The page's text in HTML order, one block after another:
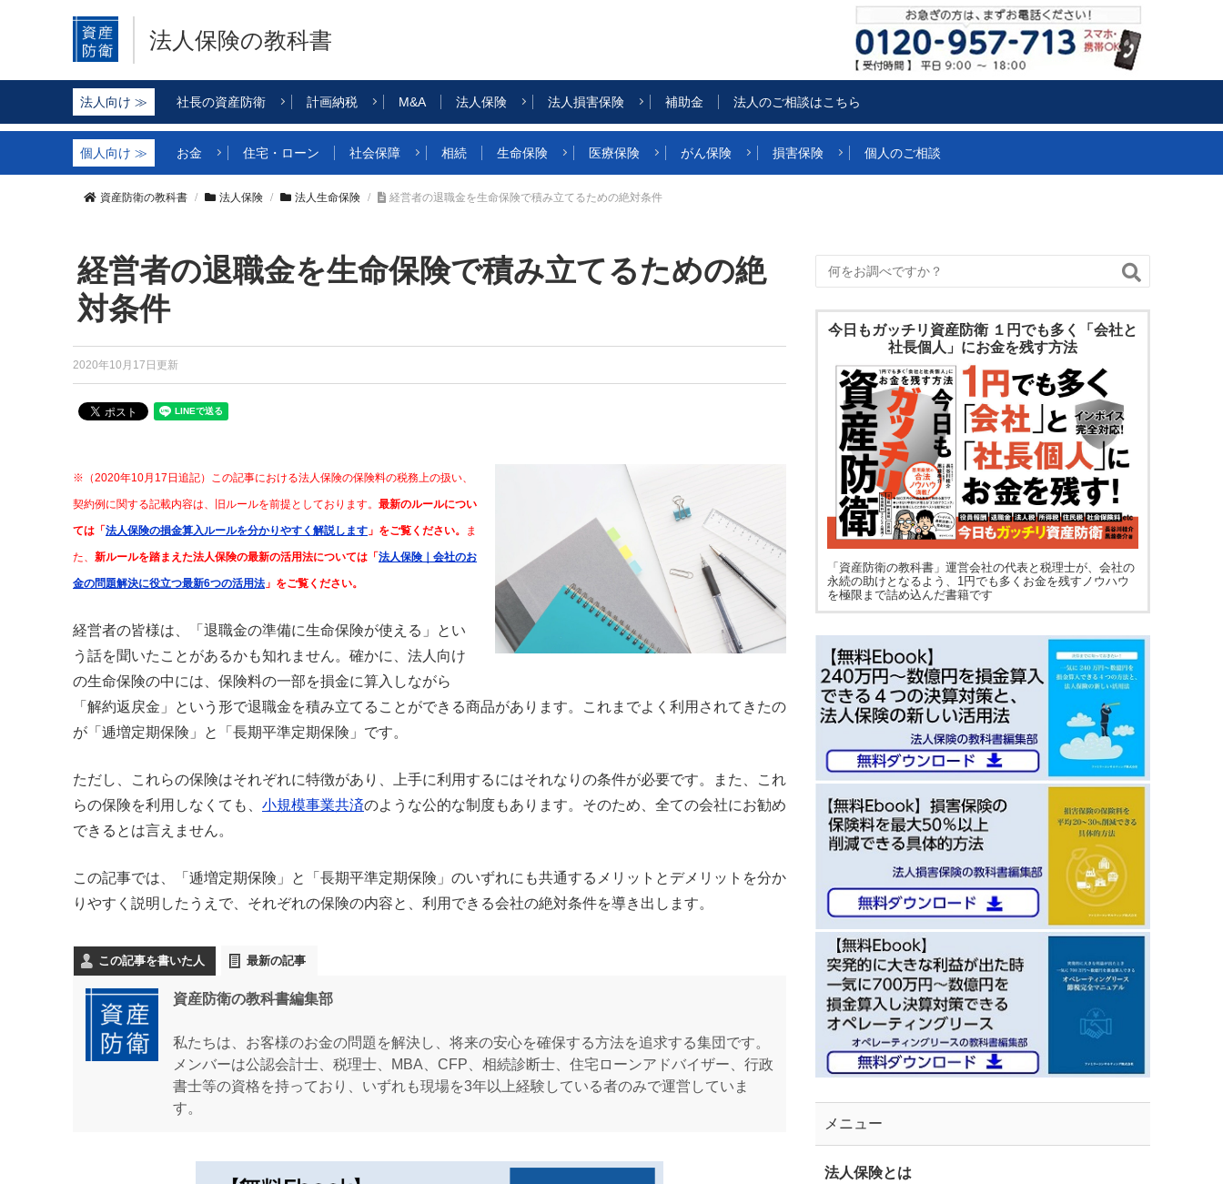
法人保険の教科書
社長の資産防衛 計画納税 M&A 法人保険 法人損害保険 補助金 法人のご相談はこちら
お金 住宅・ローン 社会保障 相続 生命保険 医療保険 がん保険 損害保険 個人のご相談
資産防衛の教科書 法人保険 法人生命保険 経営者の退職金を生命保険で積み立てるための絶対条件
経営者の退職金を生命保険で積み立てるための絶
対条件
2020年10月17日更新
※（2020年10月17日追記）この記事における法人保険の保険料の税務上の扱い、
契約例に関する記載内容は、旧ルールを前提としております。 最新のルールについ
ては「 法人保険の損金算入ルールを分かりやすく解説します 」をご覧ください。 ま
た、 新ルールを踏まえた法人保険の最新の活用法については「 法人保険｜会社のお
金の問題解決に役立つ最新6つの活用法 」をご覧ください。
経営者の皆様は、「退職金の準備に生命保険が使える」とい
う話を聞いたことがあるかも知れません。確かに、法人向け
の生命保険の中には、保険料の一部を損金に算入しながら
「解約返戻金」という形で退職金を積み立てることができる商品があります。これまでよく利用されてきたの
が「逓増定期保険」と「長期平準定期保険」です。
ただし、これらの保険はそれぞれに特徴があり、上手に利用するにはそれなりの条件が必要です。また、これ
らの保険を利用しなくても、 小規模事業共済のような公的な制度もあります。そのため、全ての会社にお勧め
できるとは言えません。
この記事では、「逓増定期保険」と「長期平準定期保険」のいずれにも共通するメリットとデメリットを分か
りやすく説明したうえで、それぞれの保険の内容と、利用できる会社の絶対条件を導き出します。
この記事を書いた人 最新の記事
資産防衛の教科書編集部
私たちは、お客様のお金の問題を解決し、将来の安心を確保する方法を追求する集団です。
メンバーは公認会計士、税理士、MBA、CFP、相続診断士、住宅ローンアドバイザー、行政
書士等の資格を持っており、いずれも現場を3年以上経験している者のみで運営していま
す。
今日もガッチリ資産防衛 １円でも多く「会社と
社長個人」にお金を残す方法
「資産防衛の教科書」運営会社の代表と税理士が、会社の
永続の助けとなるよう、1円でも多くお金を残すノウハウ
を極限まで詰め込んだ書籍です
メニュー
法人保険とは